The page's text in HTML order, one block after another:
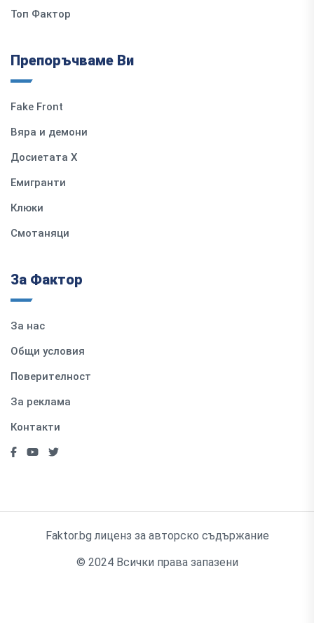
Топ Фактор
Препоръчваме Ви
Fake Front
Вяра и демони
Досиетата Х
Емигранти
Клюки
Смотаняци
За Фактор
За нас
Общи условия
Поверителност
За реклама
Контакти
Faktor.bg лиценз за авторско съдържание
© 2024 Всички права запазени